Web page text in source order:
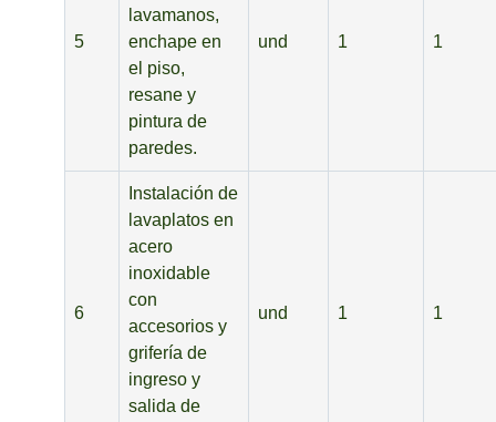
5
lavamanos,
enchape en
el piso,
resane y
pintura de
paredes.
und 1 1
6
Instalación de
lavaplatos en
acero
inoxidable
con
accesorios y
grifería de
ingreso y
salida de
und 1 1